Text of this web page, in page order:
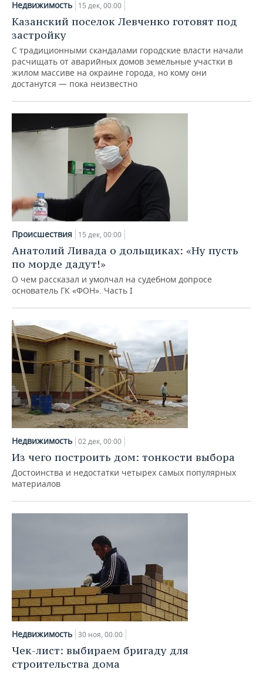
Недвижимость 15 дек, 00:00
Казанский поселок Левченко готовят под
застройку
С традиционными скандалами городские власти начали
расчищать от аварийных домов земельные участки в
жилом массиве на окраине города, но кому они
достанутся — пока неизвестно
Происшествия 15 дек, 00:00
Анатолий Ливада о дольщиках: «Ну пусть
по морде дадут!»
О чем рассказал и умолчал на судебном допросе
основатель ГК «ФОН». Часть I
Недвижимость 02 дек, 00:00
Из чего построить дом: тонкости выбора
Достоинства и недостатки четырех самых популярных
материалов
Недвижимость 30 ноя, 00:00
Чек-лист: выбираем бригаду для
строительства дома